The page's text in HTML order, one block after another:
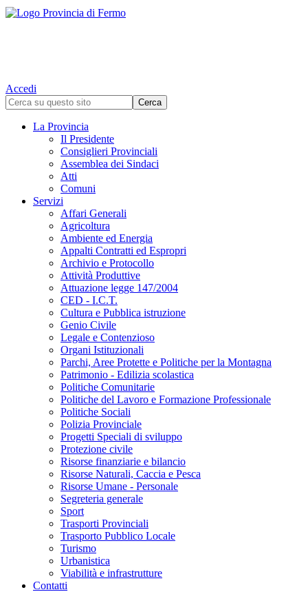
Accedi
La Provincia
Il Presidente
Consiglieri Provinciali
Assemblea dei Sindaci
Atti
Comuni
Servizi
Affari Generali
Agricoltura
Ambiente ed Energia
Appalti Contratti ed Espropri
Archivio e Protocollo
Attività Produttive
Attuazione legge 147/2004
CED - I.C.T.
Cultura e Pubblica istruzione
Genio Civile
Legale e Contenzioso
Organi Istituzionali
Parchi, Aree Protette e Politiche per la Montagna
Patrimonio - Edilizia scolastica
Politiche Comunitarie
Politiche del Lavoro e Formazione Professionale
Politiche Sociali
Polizia Provinciale
Progetti Speciali di sviluppo
Protezione civile
Risorse finanziarie e bilancio
Risorse Naturali, Caccia e Pesca
Risorse Umane - Personale
Segreteria generale
Sport
Trasporti Provinciali
Trasporto Pubblico Locale
Turismo
Urbanistica
Viabilità e infrastrutture
Contatti